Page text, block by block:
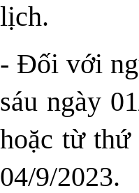
lịch.
- Đối với
sáu ngày
hoặc từ thứ
04/9/2023.